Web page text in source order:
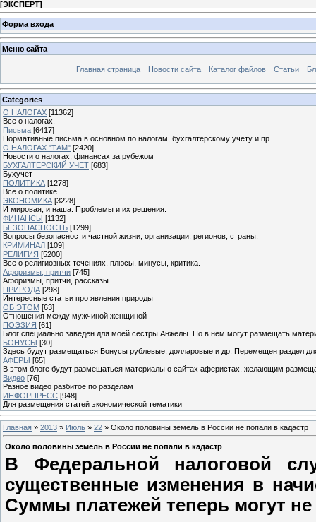
[ЭКСПЕРТ]
Форма входа
Меню сайта
Главная страница Новости сайта Каталог файлов Статьи
Categories
О НАЛОГАХ [11362]
Все о налогах.
Письма [6417]
Нормативные письма в основном по налогам, бухгалтерскому учету и пр.
О НАЛОГАХ "ТАМ" [2420]
Новости о налогах, финансах за рубежом
БУХГАЛТЕРСКИЙ УЧЕТ [683]
Бухучет
ПОЛИТИКА [1278]
Все о политике
ЭКОНОМИКА [3228]
И мировая, и наша. Проблемы и их решения.
ФИНАНСЫ [1132]
БЕЗОПАСНОСТЬ [1299]
Вопросы безопасности частной жизни, организации, регионов, страны.
КРИМИНАЛ [109]
РЕЛИГИЯ [5200]
Все о религиозных течениях, плюсы, минусы, критика.
Афоризмы, притчи [745]
Афоризмы, притчи, рассказы
ПРИРОДА [298]
Интересные статьи про явления природы
ОБ ЭТОМ [63]
Отношения между мужчиной женщиной
ПОЭЗИЯ [61]
Блог специально заведен для моей сестры Анжелы. Но в нем могут размещать
БОНУСЫ [30]
Здесь будут размещаться Бонусы рублевые, долларовые и др. Перемещен раздел
АФЕРЫ [65]
В этом блоге будут размещаться материалы о сайтах аферистах, желающим
Видео [76]
Разное видео разбитое по разделам
ИНФОРПРЕСС [948]
Для размещения статей экономической тематики
Главная » 2013 » Июль » 22 » Около половины земель в России не попали в кадастр
Около половины земель в России не попали в кадастр
В Федеральной налоговой
существенные изменения в
Суммы платежей теперь могут